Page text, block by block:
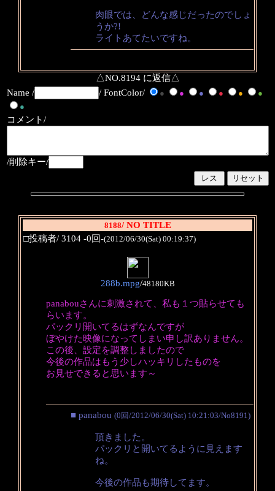
肉眼では、どんな感じだったのでしょ
うか?!
ライトあてたいですね。
△NO.8194 に返信△
Name /
/ FontColor/ ● ● ● ● ●
●
●
コメント/
/削除キー/
8188/ NO TITLE
□投稿者/ 3104 -0回-(2012/06/30(Sat) 00:19:37)
288b.mpg/48180KB
panabouさんに刺激されて、私も１つ貼らせても
らいます。
パックリ開いてるはずなんですが
ぼやけた映像になってしまい申し訳ありません。
この後、設定を調整しましたので
今後の作品はもう少しハッキリしたものを
お見せできると思います～
■ panabou (0回/2012/06/30(Sat) 10:21:03/No8191)
頂きました。
パックリと開いてるように見えます
ね。
今後の作品も期待してます。